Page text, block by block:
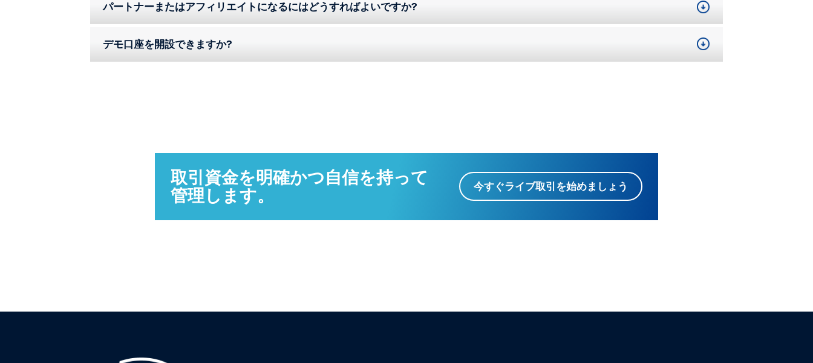
パートナーまたはアフィリエイトになるにはどうすればよいですか?
デモ口座を開設できますか?
取引資金を明確かつ自信を持って
管理します。
今すぐライブ取引を始めましょう